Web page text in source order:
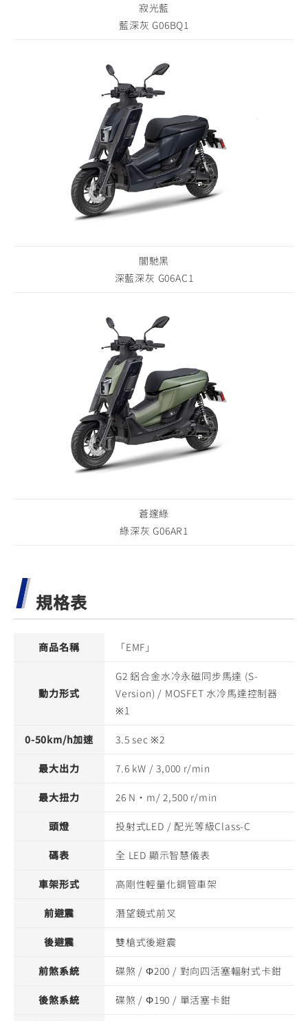
寂光藍
藍深灰 G06BQ1
闇馳黑
深藍深灰 G06AC1
蒼邃綠
綠深灰 G06AR1
規格表
商品名稱 「EMF」
動力形式
G2 鋁合金水冷永磁同步馬達 (S-
Version) / MOSFET 水冷馬達控制器
※1
0-50km/h加速 3.5 sec ※2
最大出力 7.6 kW / 3,000 r/min
最大扭力 26 N·m/ 2,500 r/min
頭燈 投射式LED / 配光等級Class-C
碼表 全 LED 顯示智慧儀表
車架形式 高剛性輕量化鋼管車架
前避震 潛望鏡式前叉
後避震 雙槍式後避震
前煞系統 碟煞 / Φ200 / 對向四活塞輻射式卡鉗
後煞系統 碟煞 / Φ190 / 單活塞卡鉗